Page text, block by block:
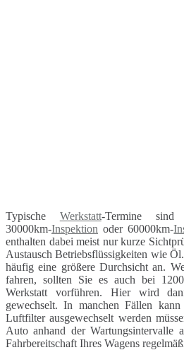
Typische Werkstatt-Termine sind
30000km-Inspektion oder 60000km-
enthalten dabei meist nur kurze
Austausch Betriebsflüssigkeiten wie
häufig eine größere Durchsicht an.
fahren, sollten Sie es auch bei
Werkstatt vorführen. Hier wird
gewechselt. In manchen Fällen
Luftfilter ausgewechselt werden
Auto anhand der Wartungsintervalle
Fahrbereitschaft Ihres Wagens